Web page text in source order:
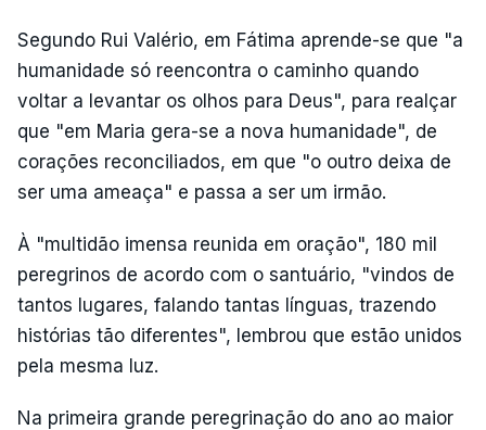
Segundo Rui Valério, em Fátima aprende-se que "a
humanidade só reencontra o caminho quando
voltar a levantar os olhos para Deus", para realçar
que "em Maria gera-se a nova humanidade", de
corações reconciliados, em que "o outro deixa de
ser uma ameaça" e passa a ser um irmão.
À "multidão imensa reunida em oração", 180 mil
peregrinos de acordo com o santuário, "vindos de
tantos lugares, falando tantas línguas, trazendo
histórias tão diferentes", lembrou que estão unidos
pela mesma luz.
Na primeira grande peregrinação do ano ao maior